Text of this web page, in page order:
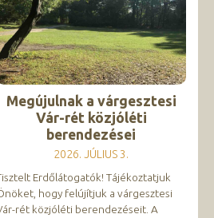
Megújulnak a várgesztesi
Vár-rét közjóléti
berendezései
2026. JÚLIUS 3.
Erdőlátogatók! Tájékoztatjuk
hogy felújítjuk a várgesztesi
rét közjóléti berendezéseit. A